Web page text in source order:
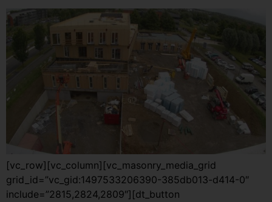
[vc_row][vc_column][vc_masonry_media_grid
grid_id=”vc_gid:1497533206390-385db013-d414-0″
include=”2815,2824,2809″][dt_button